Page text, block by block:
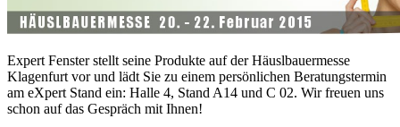
Expert Fenster stellt seine Produkte auf der Häuslbauermesse
Klagenfurt vor und lädt Sie zu einem persönlichen Beratungstermin
am eXpert Stand ein: Halle 4, Stand A14 und C 02. Wir freuen uns
schon auf das Gespräch mit Ihnen!